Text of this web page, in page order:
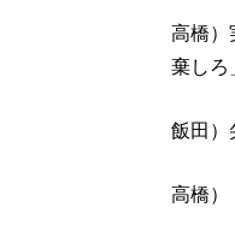
高橋）
棄しろ
飯田）
高橋）